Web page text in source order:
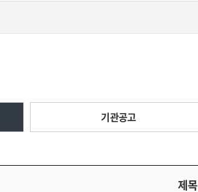
기관공고
제목